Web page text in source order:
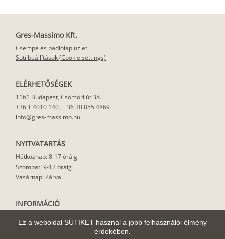
Ez a weboldal SÜTIKET használ a jobb felhasználói élmény
érdekében.
Gres-Massimo Kft.
Csempe és padlólap üzlet
Süti beállítások (Cookie settings)
ELÉRHETŐSÉGEK
1161 Budapest, Csömöri út 38.
+36 1 4010 140 , +36 30 855 4869
info@gres-massimo.hu
NYITVATARTÁS
Hétköznap: 8-17 óráig
Szombat: 9-12 óráig
Vasárnap: Zárva
INFORMÁCIÓ
Felhasználási javaslat